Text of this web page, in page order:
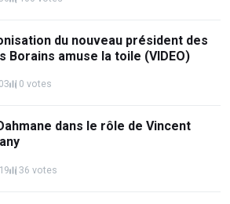
du nouveau président des
Borains amuse la toile (VIDEO)
0 votes
dans le rôle de Vincent
36 votes